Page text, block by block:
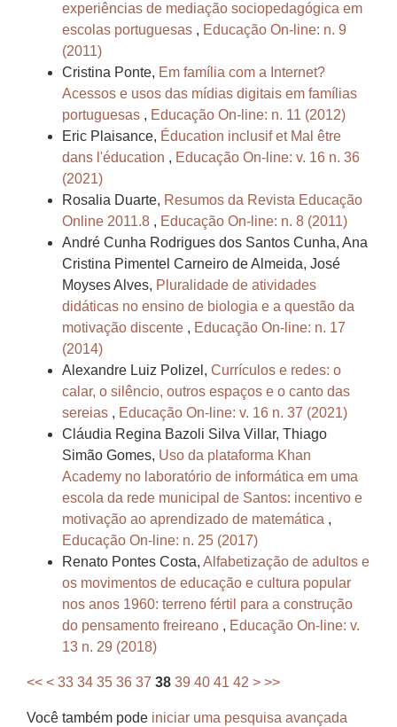
experiências de mediação sociopedagógica em
escolas portuguesas , Educação On-line: n. 9
(2011)
Cristina Ponte, Em família com a Internet?
Acessos e usos das mídias digitais em famílias
portuguesas , Educação On-line: n. 11 (2012)
Eric Plaisance, Éducation inclusif et Mal être
dans l'éducation , Educação On-line: v. 16 n. 36
(2021)
Rosalia Duarte, Resumos da Revista Educação
Online 2011.8 , Educação On-line: n. 8 (2011)
André Cunha Rodrigues dos Santos Cunha, Ana
Cristina Pimentel Carneiro de Almeida, José
Moyses Alves, Pluralidade de atividades
didáticas no ensino de biologia e a questão da
motivação discente , Educação On-line: n. 17
(2014)
Alexandre Luiz Polizel, Currículos e redes: o
calar, o silêncio, outros espaços e o canto das
sereias , Educação On-line: v. 16 n. 37 (2021)
Cláudia Regina Bazoli Silva Villar, Thiago
Simão Gomes, Uso da plataforma Khan
Academy no laboratório de informática em uma
escola da rede municipal de Santos: incentivo e
motivação ao aprendizado de matemática ,
Educação On-line: n. 25 (2017)
Renato Pontes Costa, Alfabetização de adultos e
os movimentos de educação e cultura popular
nos anos 1960: terreno fértil para a construção
do pensamento freireano , Educação On-line: v.
13 n. 29 (2018)
<< < 33 34 35 36 37 38 39 40 41 42 > >>
Você também pode iniciar uma pesquisa avançada